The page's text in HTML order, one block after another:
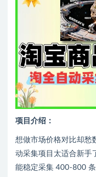
项目介绍：
想做市场价格对比却愁
动采集项目太适合新手
能稳定采集 400-800